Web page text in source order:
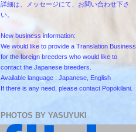
詳細は、メッセージにて、お問い合わせ下さ
い。
New business information:
We would like to provide a Translation Business
for the foreign breeders who would like to
contact the Japanese breeders.
Available language : Japanese, English
If there is any need, please contact Popokilani.
PHOTOS BY YASUYUKI